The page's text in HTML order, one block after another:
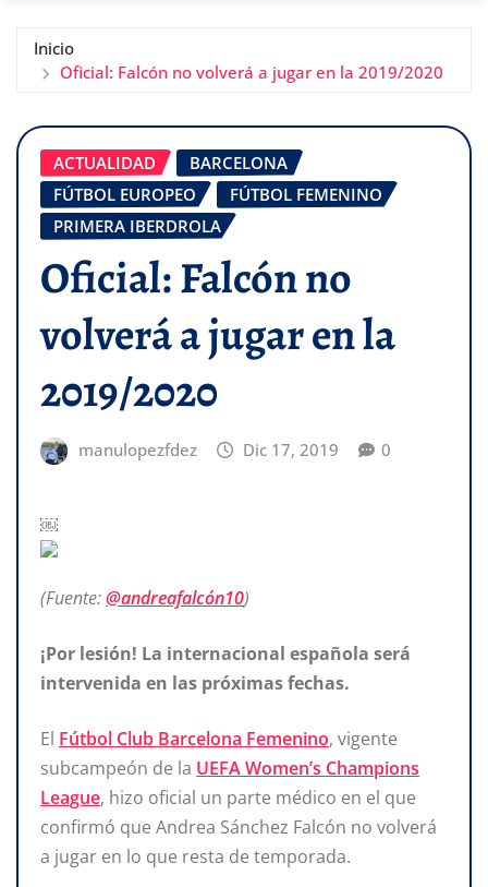
Inicio
Oficial: Falcón no volverá a jugar en la 2019/2020
ACTUALIDAD
BARCELONA
FÚTBOL EUROPEO
FÚTBOL FEMENINO
PRIMERA IBERDROLA
Oficial: Falcón no
volverá a jugar en la
2019/2020
manulopezfdez Dic 17, 2019 0
￼
(Fuente:@andreafalcón10)
¡Por lesión! La internacional española será
intervenida en las próximas fechas.
El Fútbol Club Barcelona Femenino, vigente
subcampeón de la UEFA Women’s Champions
League, hizo oficial un parte médico en el que
confirmó que Andrea Sánchez Falcón no volverá
a jugar en lo que resta de temporada.